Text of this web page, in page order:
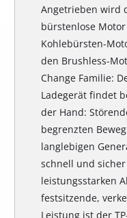
Angetrieben wird
bürstenlose
Kohlebürsten-
den Brushless-
Change Familie:
Ladegerät findet
der Hand:
begrenzten
langlebigen
schnell und
leistungsstarken
festsitzende,
Leistung ist der